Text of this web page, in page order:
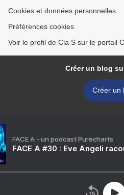
Cookies et données personnelles
Préférences cookies
Voir le profil de Cla S sur le portail
Créer un blog
Créer un
FACE A - un podcast Purecharts
FACE A #30 : Eve Angeli